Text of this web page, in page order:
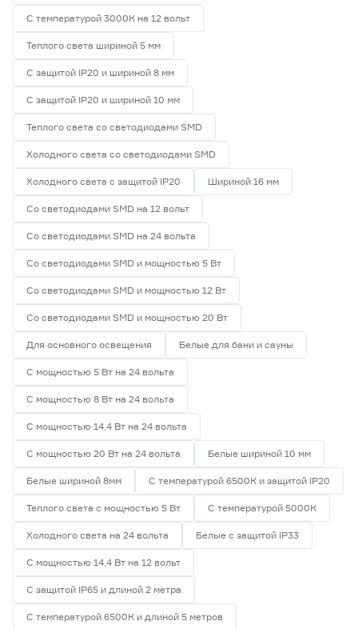
С температурой 3000К на 12 вольт
Теплого света шириной 5 мм
С защитой IP20 и шириной 8 мм
С защитой IP20 и шириной 10 мм
Теплого света со светодиодами SMD
Холодного света со светодиодами SMD
Холодного света с защитой IP20 Шириной 16 мм
Со светодиодами SMD на 12 вольт
Со светодиодами SMD на 24 вольта
Со светодиодами SMD и мощностью 5 Вт
Со светодиодами SMD и мощностью 12 Вт
Со светодиодами SMD и мощностью 20 Вт
Для основного освещения Белые для бани и сауны
С мощностью 5 Вт на 24 вольта
С мощностью 8 Вт на 24 вольта
С мощностью 14.4 Вт на 24 вольта
С мощностью 20 Вт на 24 вольта Белые шириной 10 мм
Белые шириной 8мм С температурой 6500К и защитой IP20
Теплого света с мощностью 5 Вт С температурой 5000К
Холодного света на 24 вольта Белые с защитой IP33
С мощностью 14.4 Вт на 12 вольт
С защитой IP65 и длиной 2 метра
С температурой 6500К и длиной 5 метров